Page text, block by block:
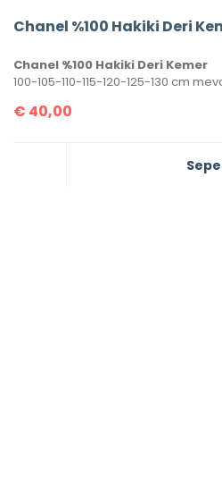
Chanel %100 Hakiki Deri
Chanel %100 Hakiki Deri Kemer
€ 40,00